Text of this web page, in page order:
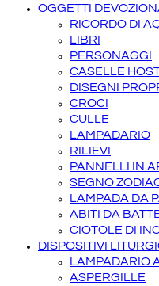
OGGETTI
RICORDO DI
LIBRI
PERSONAGGI
CASELLE
DISEGNI
CROCI
CULLE
LAMPADARIO
RILIEVI
PANNELLI IN
SEGNO
LAMPADA DA
ABITI DA
CIOTOLE DI
DISPOSITIVI
LAMPADARIO
ASPERGILLE